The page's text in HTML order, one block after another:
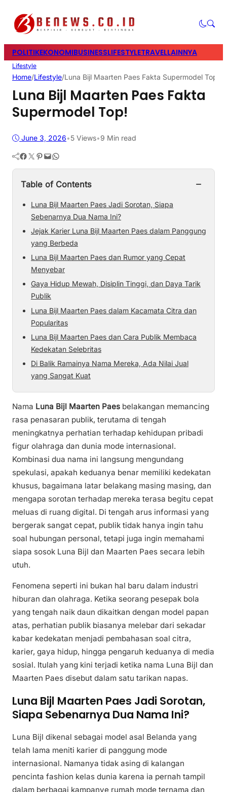
POLITIKEKONOMIBUSINESSLIFESTYLETRAVELLAINNYA
Lifestyle
Home/Lifestyle/Luna Bijl Maarten Paes Fakta Supermodel Top!
Luna Bijl Maarten Paes Fakta
Supermodel Top!
June 3, 2026•5 Views•9 Min read
Facebook Twitter Pinterest Mail WhatsApp
Table of Contents −
Luna Bijl Maarten Paes Jadi Sorotan, Siapa
Sebenarnya Dua Nama Ini?
Jejak Karier Luna Bijl Maarten Paes dalam Panggung
yang Berbeda
Luna Bijl Maarten Paes dan Rumor yang Cepat
Menyebar
Gaya Hidup Mewah, Disiplin Tinggi, dan Daya Tarik
Publik
Luna Bijl Maarten Paes dalam Kacamata Citra dan
Popularitas
Luna Bijl Maarten Paes dan Cara Publik Membaca
Kedekatan Selebritas
Di Balik Ramainya Nama Mereka, Ada Nilai Jual
yang Sangat Kuat
Nama Luna Bijl Maarten Paes belakangan memancing
rasa penasaran publik, terutama di tengah
meningkatnya perhatian terhadap kehidupan pribadi
figur olahraga dan dunia mode internasional.
Kombinasi dua nama ini langsung mengundang
spekulasi, apakah keduanya benar memiliki kedekatan
khusus, bagaimana latar belakang masing masing, dan
mengapa sorotan terhadap mereka terasa begitu cepat
meluas di ruang digital. Di tengah arus informasi yang
bergerak sangat cepat, publik tidak hanya ingin tahu
soal hubungan personal, tetapi juga ingin memahami
siapa sosok Luna Bijl dan Maarten Paes secara lebih
utuh.
Fenomena seperti ini bukan hal baru dalam industri
hiburan dan olahraga. Ketika seorang pesepak bola
yang tengah naik daun dikaitkan dengan model papan
atas, perhatian publik biasanya melebar dari sekadar
kabar kedekatan menjadi pembahasan soal citra,
karier, gaya hidup, hingga pengaruh keduanya di media
sosial. Itulah yang kini terjadi ketika nama Luna Bijl dan
Maarten Paes disebut dalam satu tarikan napas.
Luna Bijl Maarten Paes Jadi Sorotan,
Siapa Sebenarnya Dua Nama Ini?
Luna Bijl dikenal sebagai model asal Belanda yang
telah lama meniti karier di panggung mode
internasional. Namanya tidak asing di kalangan
pencinta fashion kelas dunia karena ia pernah tampil
dalam berbagai kampanye rumah mode ternama dan